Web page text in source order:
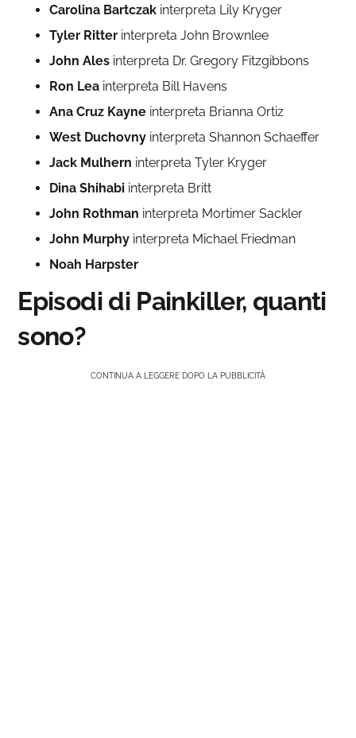
Carolina Bartczak interpreta Lily Kryger
Tyler Ritter interpreta John Brownlee
John Ales interpreta Dr. Gregory Fitzgibbons
Ron Lea interpreta Bill Havens
Ana Cruz Kayne interpreta Brianna Ortiz
West Duchovny interpreta Shannon Schaeffer
Jack Mulhern interpreta Tyler Kryger
Dina Shihabi interpreta Britt
John Rothman interpreta Mortimer Sackler
John Murphy interpreta Michael Friedman
Noah Harpster
Episodi di Painkiller, quanti
sono?
CONTINUA A LEGGERE DOPO LA PUBBLICITÀ